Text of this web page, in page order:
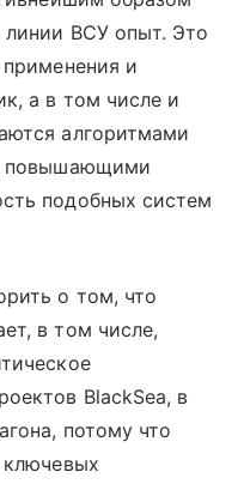
линии ВСУ опыт. Это
применения и
а в том числе и
алгоритмами
повышающими
подобных систем
о том, что
в том числе,
BlackSea, в
потому что
ключевых